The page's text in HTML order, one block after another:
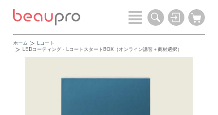
ホーム
Lコート
LEDコーティング・LコートスタートBOX（オンライン講習＋商材選択）